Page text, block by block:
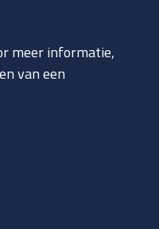
meer informatie,
van een